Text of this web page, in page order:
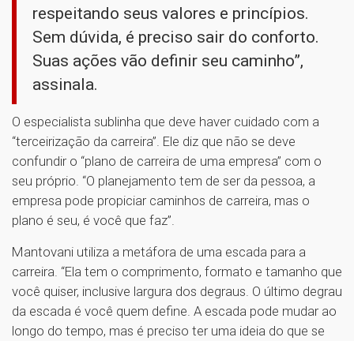
respeitando seus valores e princípios.
Sem dúvida, é preciso sair do conforto.
Suas ações vão definir seu caminho”,
assinala.
O especialista sublinha que deve haver cuidado com a
“terceirização da carreira”. Ele diz que não se deve
confundir o “plano de carreira de uma empresa” com o
seu próprio. “O planejamento tem de ser da pessoa, a
empresa pode propiciar caminhos de carreira, mas o
plano é seu, é você que faz”.
Mantovani utiliza a metáfora de uma escada para a
carreira. “Ela tem o comprimento, formato e tamanho que
você quiser, inclusive largura dos degraus. O último degrau
da escada é você quem define. A escada pode mudar ao
longo do tempo, mas é preciso ter uma ideia do que se